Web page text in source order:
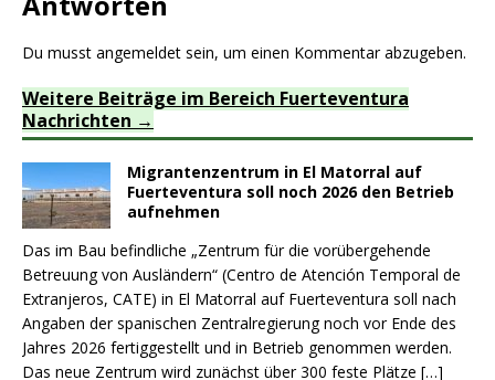
Du musst angemeldet sein, um einen Kommentar abzugeben.
Weitere Beiträge im Bereich Fuerteventura
Nachrichten
Migrantenzentrum in El Matorral auf
Fuerteventura soll noch 2026 den Betrieb
aufnehmen
Das im Bau befindliche „Zentrum für die vorübergehende
Betreuung von Ausländern“ (Centro de Atención Temporal de
Extranjeros, CATE) in El Matorral auf Fuerteventura soll nach
Angaben der spanischen Zentralregierung noch vor Ende des
Jahres 2026 fertiggestellt und in Betrieb genommen werden.
Das neue Zentrum wird zunächst über 300 feste Plätze […]